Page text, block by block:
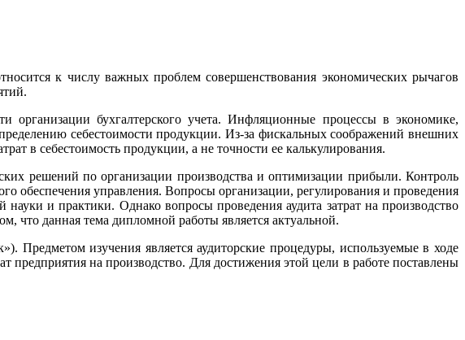
к числу важных проблем совершенствования экономических рычагов
бухгалтерского учета. Инфляционные процессы в экономике,
себестоимости продукции. Из-за фискальных соображений внешних
в себестоимость продукции, а не точности ее калькулирования.
решений по организации производства и оптимизации прибыли. Контроль
обеспечения управления. Вопросы организации, регулирования и проведения
и практики. Однако вопросы проведения аудита затрат на производство
что данная тема дипломной работы является актуальной.
изучения является аудиторские процедуры, используемые в ходе
предприятия на производство. Для достижения этой цели в работе поставлены